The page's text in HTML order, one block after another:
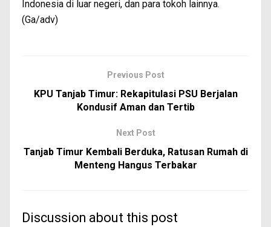
Indonesia di luar negeri, dan para tokoh lainnya.
(Ga/adv)
Previous Post
KPU Tanjab Timur: Rekapitulasi PSU Berjalan
Kondusif Aman dan Tertib
Next Post
Tanjab Timur Kembali Berduka, Ratusan Rumah di
Menteng Hangus Terbakar
Discussion about this post